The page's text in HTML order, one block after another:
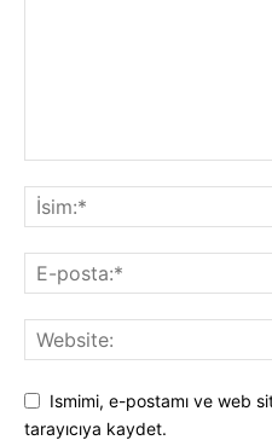
Ismimi, e-postamı ve web
tarayıcıya kaydet.